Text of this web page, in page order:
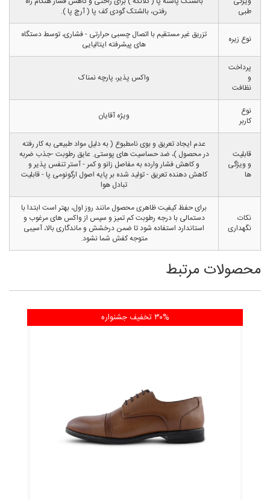
طبی
رفتن، بالشتک گودی کف پا ( آرچ پا ).
نوع زیره
تزریق غیر مستقیم با اتصال چسبی حرارتی - فشاری، توسط دستگاه
های پیشرفته ایتالیایی
پرداخت
و
نظافت
واکس پذیر، پارچه نمناک
نوع
کاربر
ویژه آقایان
قابلیت
و ویژگی
ها
عدم ایجاد تعریق و بوی نامطبوع ( به دلیل مواد طبیعی به کار رفته
در محصول )، ضد حساسیت های پوستی. عایق رطوبت -جذب ضربه
و کاهش فشار وارده به مفاصل زانو و کمر - آستر تنفس پذیر و
کاهش دهنده تعریق - تولید شده بر پایه اصول ارگونومی پا - قابلیت
تبادل هوا
نکات
نگهداری
برای حفظ کیفیت ظاهری محصول مانند روز اول، بهتر است ابتدا با
دستمالی با درجه رطوبت کم تمیز و سپس از واکس های مرغوب و
استاندارد استفاده شود تا ضمن درخشش و ماندگاری بالا، آسیبی
متوجه کفش شما نشود.
محصولات مرتبط
۳۰% تخفیف جشنواره